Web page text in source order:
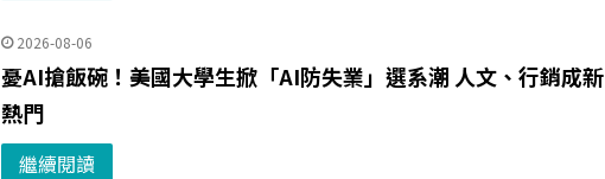
2026-08-06
憂AI搶飯碗！美國大學生掀「AI防失業」選系潮 人文、行銷成新
熱門
繼續閱讀